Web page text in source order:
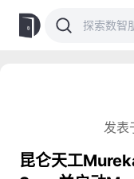
发表
昆仑天工